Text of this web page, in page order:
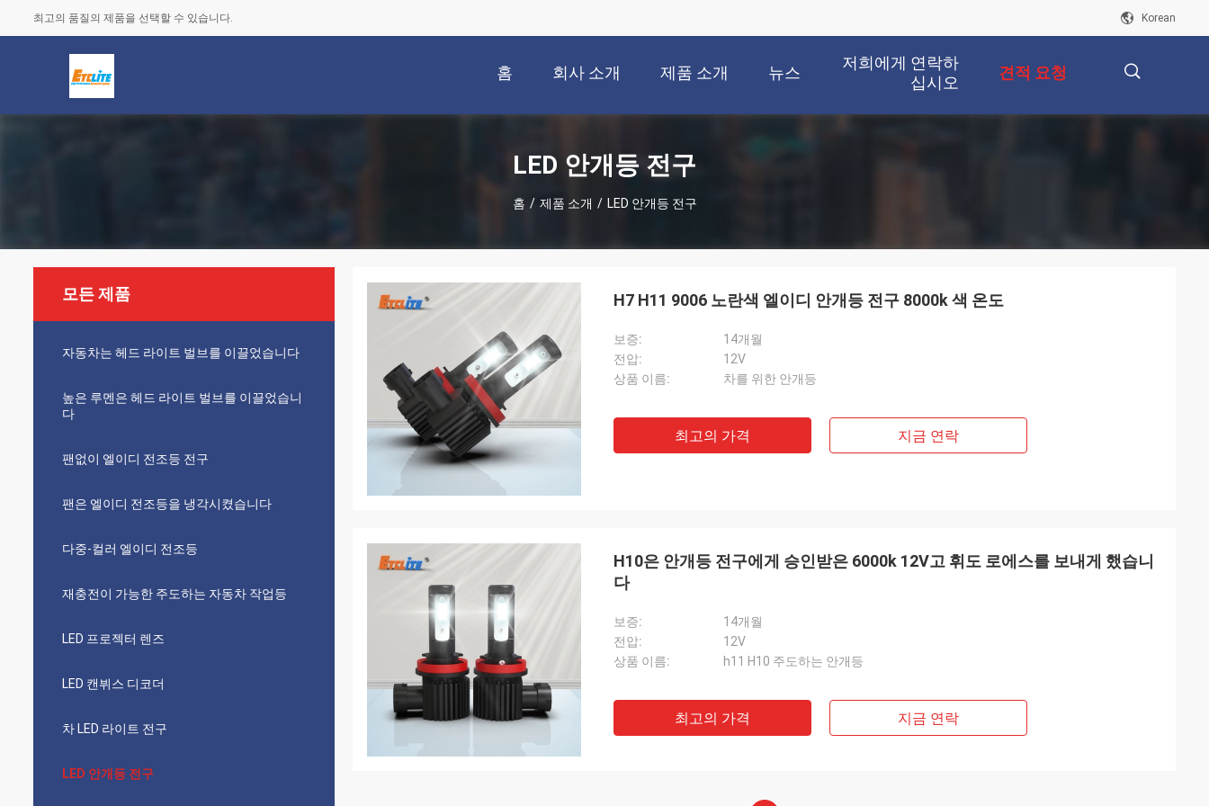
최고의 품질의 제품을 선택할 수 있습니다. Korean
홈 회사 소개 제품 소개 뉴스
저희에게 연락하
십시오
견적 요청
LED 안개등 전구
홈 / 제품 소개 / LED 안개등 전구
모든 제품
자동차는 헤드 라이트 벌브를 이끌었습니다
높은 루멘은 헤드 라이트 벌브를 이끌었습니
다
팬없이 엘이디 전조등 전구
팬은 엘이디 전조등을 냉각시켰습니다
다중-컬러 엘이디 전조등
재충전이 가능한 주도하는 자동차 작업등
LED 프로젝터 렌즈
LED 캔뷔스 디코더
차 LED 라이트 전구
LED 안개등 전구
H7 H11 9006 노란색 엘이디 안개등 전구 8000k 색 온도
보증:
14개월
전압:
12V
상품 이름:
차를 위한 안개등
최고의 가격 지금 연락
H10은 안개등 전구에게 승인받은 6000k 12V고 휘도 로에스를 보내게 했습니
다
보증:
14개월
전압:
12V
상품 이름:
h11 H10 주도하는 안개등
최고의 가격 지금 연락